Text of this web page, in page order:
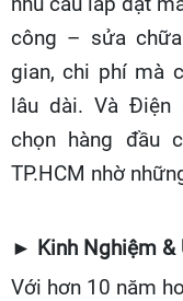
công – sửa
gian, chi phí mà
lâu dài. Và Điện
chọn hàng đầu
TP.HCM nhờ
► Kinh Nghiệm &
Với hơn 10 năm